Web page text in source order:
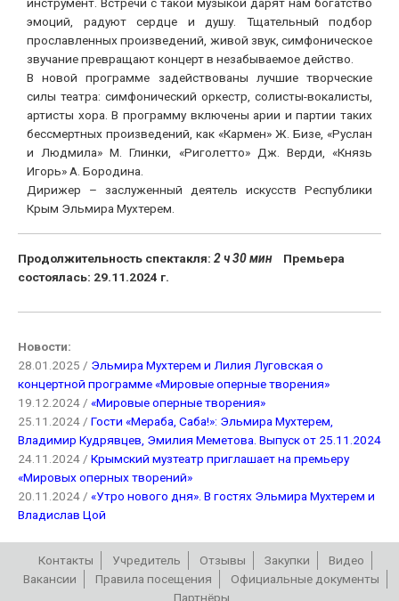
эмоций, радуют сердце и душу. Тщательный подбор
прославленных произведений, живой звук, симфоническое
звучание превращают концерт в незабываемое действо.
В новой программе задействованы лучшие творческие
силы театра: симфонический оркестр, солисты-вокалисты,
артисты хора. В программу включены арии и партии таких
бессмертных произведений, как «Кармен» Ж. Бизе, «Руслан
и Людмила» М. Глинки, «Риголетто» Дж. Верди, «Князь
Игорь» А. Бородина.
Дирижер – заслуженный деятель искусств Республики
Крым Эльмира Мухтерем.
Продолжительность спектакля: 2 ч 30 мин
Премьера
состоялась: 29.11.2024 г.
Новости:
28.01.2025 / Эльмира Мухтерем и Лилия Луговская о
концертной программе «Мировые оперные творения»
19.12.2024 / «Мировые оперные творения»
25.11.2024 / Гости «Мераба, Саба!»: Эльмира Мухтерем,
Владимир Кудрявцев, Эмилия Меметова. Выпуск от 25.11.2024
24.11.2024 / Крымский музтеатр приглашает на премьеру
«Мировых оперных творений»
20.11.2024 / «Утро нового дня». В гостях Эльмира Мухтерем и
Владислав Цой
Контакты Учредитель Отзывы Закупки
Видео
Вакансии
Правила посещения
Официальные документы
Партнёры